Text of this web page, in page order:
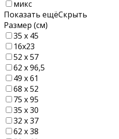
микс
Показать ещёСкрыть
Размер (см)
35 х 45
16х23
52 х 57
62 х 96,5
49 х 61
68 х 52
75 х 95
35 х 30
32 х 37
62 х 38